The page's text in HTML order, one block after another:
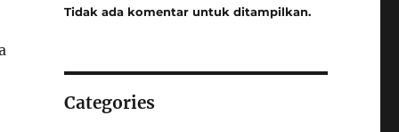
Tidak ada komentar untuk ditampilkan.
Categories